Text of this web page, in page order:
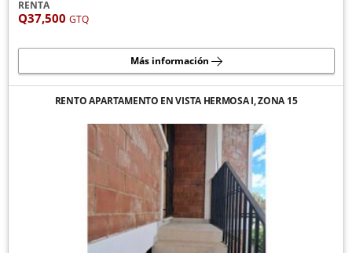
RENTA
Q37,500 GTQ
Más información
RENTO APARTAMENTO EN VISTA HERMOSA I, ZONA 15